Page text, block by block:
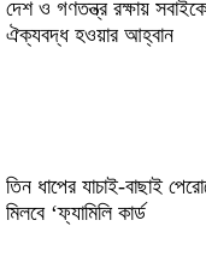
দেশ ও গণতন্ত্র রক্ষায় সবাইকে
ঐক্যবদ্ধ হওয়ার আহ্বান
তিন ধাপের যাচাই-বাছাই
মিলবে ‘ফ্যামিলি কার্ড